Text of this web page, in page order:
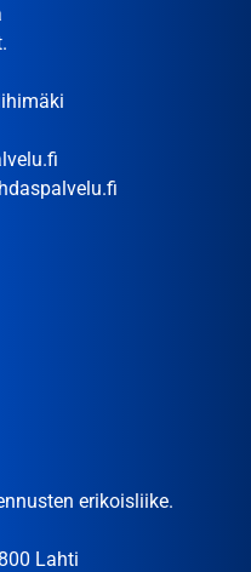
erikoisliike.
Lahti